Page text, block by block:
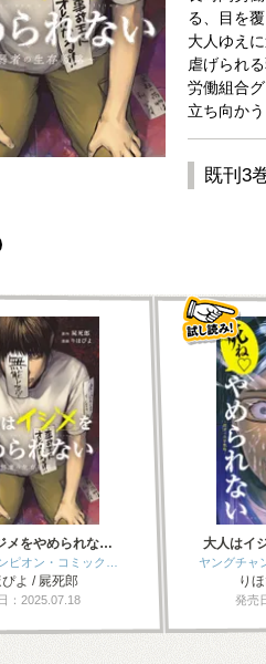
る、目を覆
大人ゆえ
虐げられ
労働組合
立ち向かう
既刊3
メをやめられな…
ピオン・コミック…
ぴよ / 屍死郎
：2025.07.18
大人はイ
ヤングチャ
り
発売